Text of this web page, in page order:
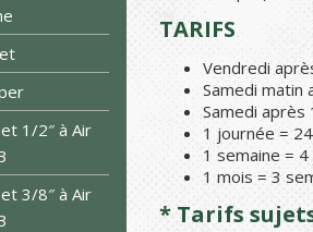
1/2″ à Air
3/8″ à Air
TARIFS
Vendredi
Samedi matin
Samedi après
1 journée =
1 semaine =
1 mois = 3
* Tarifs